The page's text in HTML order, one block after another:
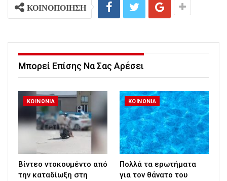
ΚΟΙΝΟΠΟΙΗΣΗ
Μπορεί Επίσης Να Σας Αρέσει
ΚΟΙΝΩΝΙΑ
Βίντεο ντοκουμέντο από
την καταδίωξη στη
ΚΟΙΝΩΝΙΑ
Πολλά τα ερωτήματα
για τον θάνατο του